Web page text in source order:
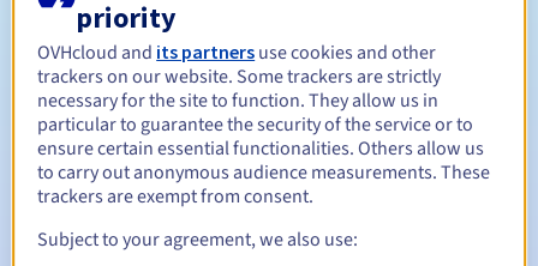
Verlengingsperiode Tussen 1 en 10 jaar
Inlosperiode 30 dagen
Automatische meldingen:
priority
OVHcloud and its partners use cookies and other
trackers on our website. Some trackers are strictly
necessary for the site to function. They allow us in
particular to guarantee the security of the service or to
ensure certain essential functionalities. Others allow us
to carry out anonymous audience measurements. These
trackers are exempt from consent.
Subject to your agreement, we also use: